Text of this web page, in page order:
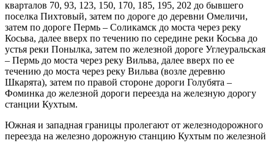
кварталов 70, 93, 123, 150, 170, 185, 195, 202 до бывшего
поселка Пихтовый, затем по дороге до деревни Омеличи,
затем по дороге Пермь – Соликамск до моста через реку
Косьва, далее вверх по течению по середине реки Косьва до
устья реки Понылка, затем по железной дороге Углеуральская
– Пермь до моста через реку Вильва, далее вверх по ее
течению до моста через реку Вильва (возле деревню
Шкарята), затем по правой стороне дороги Голубята –
Фоминка до железной дороги переезда на железную дорогу
станции Кухтым.
Южная и западная границы пролегают от железнодорожного
переезда на железно дорожную станцию Кухтым по железной